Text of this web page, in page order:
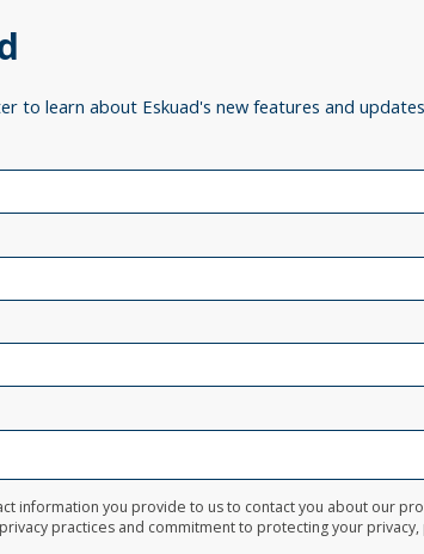
to learn about Eskuad's new features and
information you provide to us to contact you about our
practices and commitment to protecting your